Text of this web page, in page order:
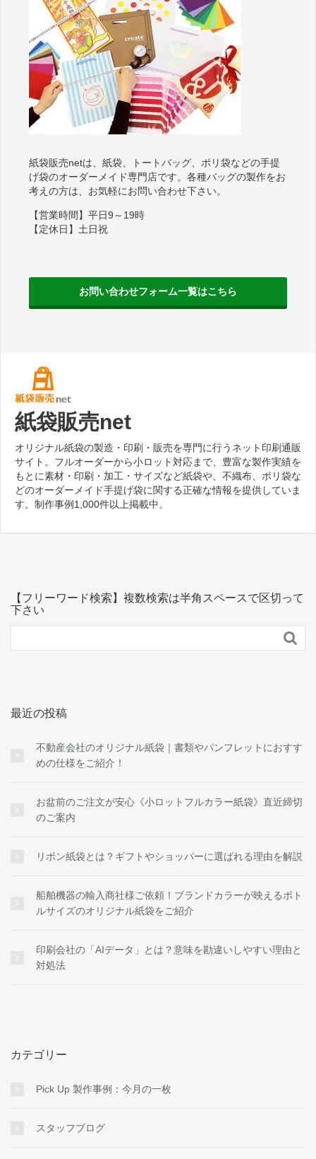
紙袋販売netは、紙袋、トートバッグ、ポリ袋などの手提
げ袋のオーダーメイド専門店です。各種バッグの製作をお
考えの方は、お気軽にお問い合わせ下さい。
【営業時間】平日9～19時
【定休日】土日祝
お問い合わせフォーム一覧はこちら
紙袋販売net
オリジナル紙袋の製造・印刷・販売を専門に行うネット印刷通販
サイト。フルオーダーから小ロット対応まで、豊富な製作実績を
もとに素材・印刷・加工・サイズなど紙袋や、不織布、ポリ袋な
どのオーダーメイド手提げ袋に関する正確な情報を提供していま
す。制作事例1,000件以上掲載中。
【フリーワード検索】複数検索は半角スペースで区切って
下さい

最近の投稿
不動産会社のオリジナル紙袋｜書類やパンフレットにおすす
めの仕様をご紹介！
お盆前のご注文が安心《小ロットフルカラー紙袋》直近締切
のご案内
リボン紙袋とは？ギフトやショッパーに選ばれる理由を解説
船舶機器の輸入商社様ご依頼！ブランドカラーが映えるボト
ルサイズのオリジナル紙袋をご紹介
印刷会社の「AIデータ」とは？意味を勘違いしやすい理由と
対処法
カテゴリー
Pick Up 製作事例：今月の一枚
スタッフブログ